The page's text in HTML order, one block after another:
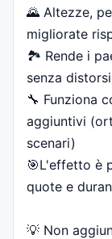
🌄 Altezze,
migliorate
🏞️ Rende i
senza
🔧 Funziona
aggiuntivi
scenari)
🎯L'effetto è
quote e
💡 Non